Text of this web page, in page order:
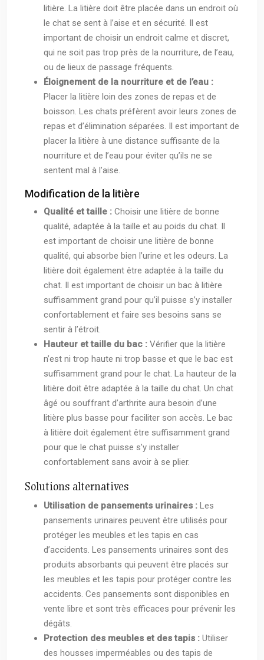
litière. La litière doit être placée dans un endroit où
le chat se sent à l’aise et en sécurité. Il est
important de choisir un endroit calme et discret,
qui ne soit pas trop près de la nourriture, de l’eau,
ou de lieux de passage fréquents.
Éloignement de la nourriture et de l’eau :
Placer la litière loin des zones de repas et de
boisson. Les chats préfèrent avoir leurs zones de
repas et d’élimination séparées. Il est important de
placer la litière à une distance suffisante de la
nourriture et de l’eau pour éviter qu’ils ne se
sentent mal à l’aise.
Modification de la litière
Qualité et taille : Choisir une litière de bonne
qualité, adaptée à la taille et au poids du chat. Il
est important de choisir une litière de bonne
qualité, qui absorbe bien l’urine et les odeurs. La
litière doit également être adaptée à la taille du
chat. Il est important de choisir un bac à litière
suffisamment grand pour qu’il puisse s’y installer
confortablement et faire ses besoins sans se
sentir à l’étroit.
Hauteur et taille du bac : Vérifier que la litière
n’est ni trop haute ni trop basse et que le bac est
suffisamment grand pour le chat. La hauteur de la
litière doit être adaptée à la taille du chat. Un chat
âgé ou souffrant d’arthrite aura besoin d’une
litière plus basse pour faciliter son accès. Le bac
à litière doit également être suffisamment grand
pour que le chat puisse s’y installer
confortablement sans avoir à se plier.
Solutions alternatives
Utilisation de pansements urinaires : Les
pansements urinaires peuvent être utilisés pour
protéger les meubles et les tapis en cas
d’accidents. Les pansements urinaires sont des
produits absorbants qui peuvent être placés sur
les meubles et les tapis pour protéger contre les
accidents. Ces pansements sont disponibles en
vente libre et sont très efficaces pour prévenir les
dégâts.
Protection des meubles et des tapis : Utiliser
des housses imperméables ou des tapis de